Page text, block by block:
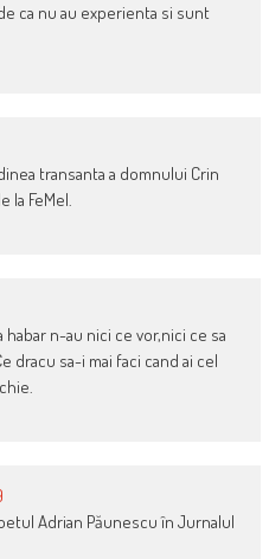
ca nu au experienta si sunt
transanta a domnului Crin
la FeMeI.
habar n-au nici ce vor,nici ce sa
dracu sa-i mai faci cand ai cel
Adrian Păunescu în Jurnalul